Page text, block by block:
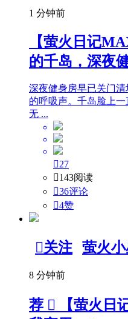
1 分钟前
【萤火日记
的千岛，深夜
深夜健身房早已关门
的呼吸声。千岛脸上
无 ...
27
143阅读
36评论
4赞
关注 萤火
8 分钟前
荐 
【萤火日